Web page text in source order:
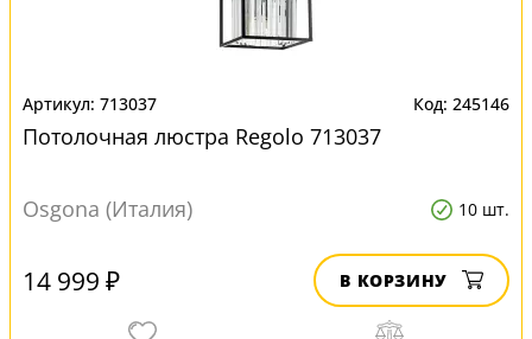
713037 245146
Потолочная люстра Regolo 713037
Osgona (Италия) 10 шт.
14 999 ₽ В КОРЗИНУ